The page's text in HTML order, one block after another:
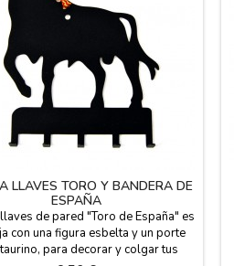
LLAVES TORO Y BANDERA DE
ESPAÑA
de pared "Toro de España" es
con una figura esbelta y un porte
para decorar y colgar tus